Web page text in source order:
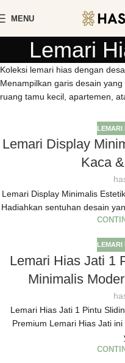
MENU
Lemari
Koleksi lemari hias dengan
Menampilkan garis desain
ruang tamu kecil, apartemen,
LEMARI
Lemari Display
Kaca
Lemari Display Minimalis
Hadiahkan sentuhan desain
Lemari Hias Jati 1
Minimalis
Lemari Hias Jati 1 Pintu
Premium Lemari Hias Jati